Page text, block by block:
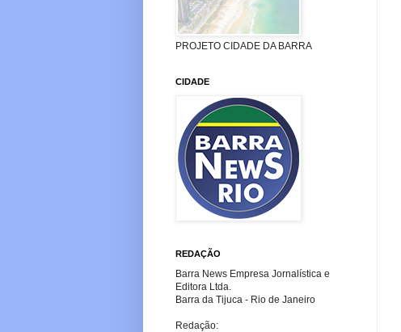
PROJETO CIDADE DA BARRA
CIDADE
REDAÇÃO
Barra News Empresa Jornalística e
Editora Ltda.
Barra da Tijuca - Rio de Janeiro
Redação: